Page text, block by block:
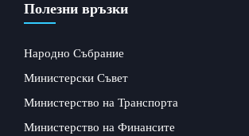
Полезни връзки
Народно Събрание
Министерски Съвет
Министерство на Транспорта
Министерство на Финансите